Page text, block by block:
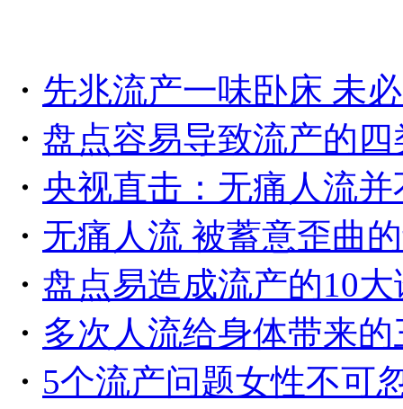
・ 先兆流产一味卧床 未
・ 盘点容易导致流产的四
・ 央视直击：无痛人流
・ 无痛人流 被蓄意歪曲
・ 盘点易造成流产的10
・ 多次人流给身体带来
・ 5个流产问题女性不可